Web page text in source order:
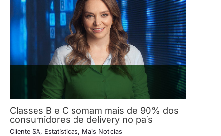
Classes B e C somam mais de 90% dos
consumidores de delivery no país
Cliente SA, Estatísticas, Mais Notícias